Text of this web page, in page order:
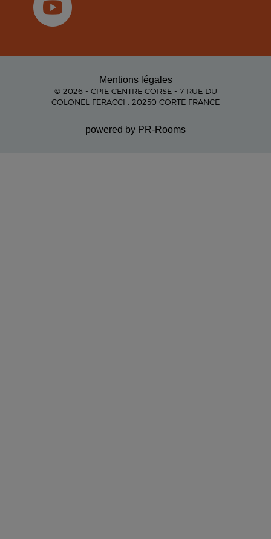
Mentions légales
© 2026 - CPIE CENTRE CORSE - 7 RUE DU
COLONEL FERACCI , 20250 CORTE FRANCE
powered by PR-Rooms